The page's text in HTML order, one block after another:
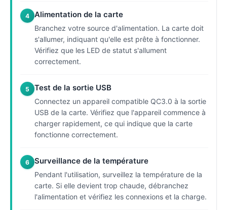
4 Alimentation de la carte
Branchez votre source d'alimentation. La carte doit
s'allumer, indiquant qu'elle est prête à fonctionner.
Vérifiez que les LED de statut s'allument
correctement.
5 Test de la sortie USB
Connectez un appareil compatible QC3.0 à la sortie
USB de la carte. Vérifiez que l'appareil commence à
charger rapidement, ce qui indique que la carte
fonctionne correctement.
6 Surveillance de la température
Pendant l'utilisation, surveillez la température de la
carte. Si elle devient trop chaude, débranchez
l'alimentation et vérifiez les connexions et la charge.